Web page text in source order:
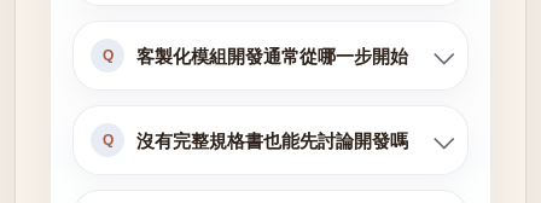
Q 客製化模組開發通常從哪一步開始
Q 沒有完整規格書也能先討論開發嗎